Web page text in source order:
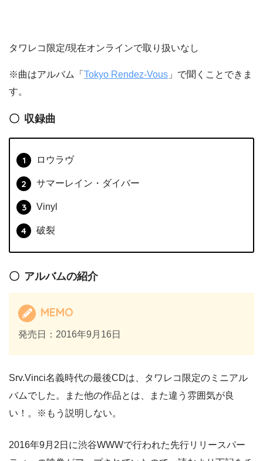
タワレコ限定/現在オンラインで取り扱いなし
※曲はアルバム「 Tokyo Rendez-Vous 」で聞くことできま
す。
収録曲
ロウラヴ
サマーレイン・ダイバー
Vinyl
破裂
アルバムの紹介
MEMO
発売日：2016年9月16日
Srv.Vinci名義時代の最後CDは、タワレコ限定のミニアル
バムでした。また他の作品とは、また違う雰囲気が良
い！。※もう説明しない。
2016年9月2日に渋谷WWWで行われた先行リリースパー